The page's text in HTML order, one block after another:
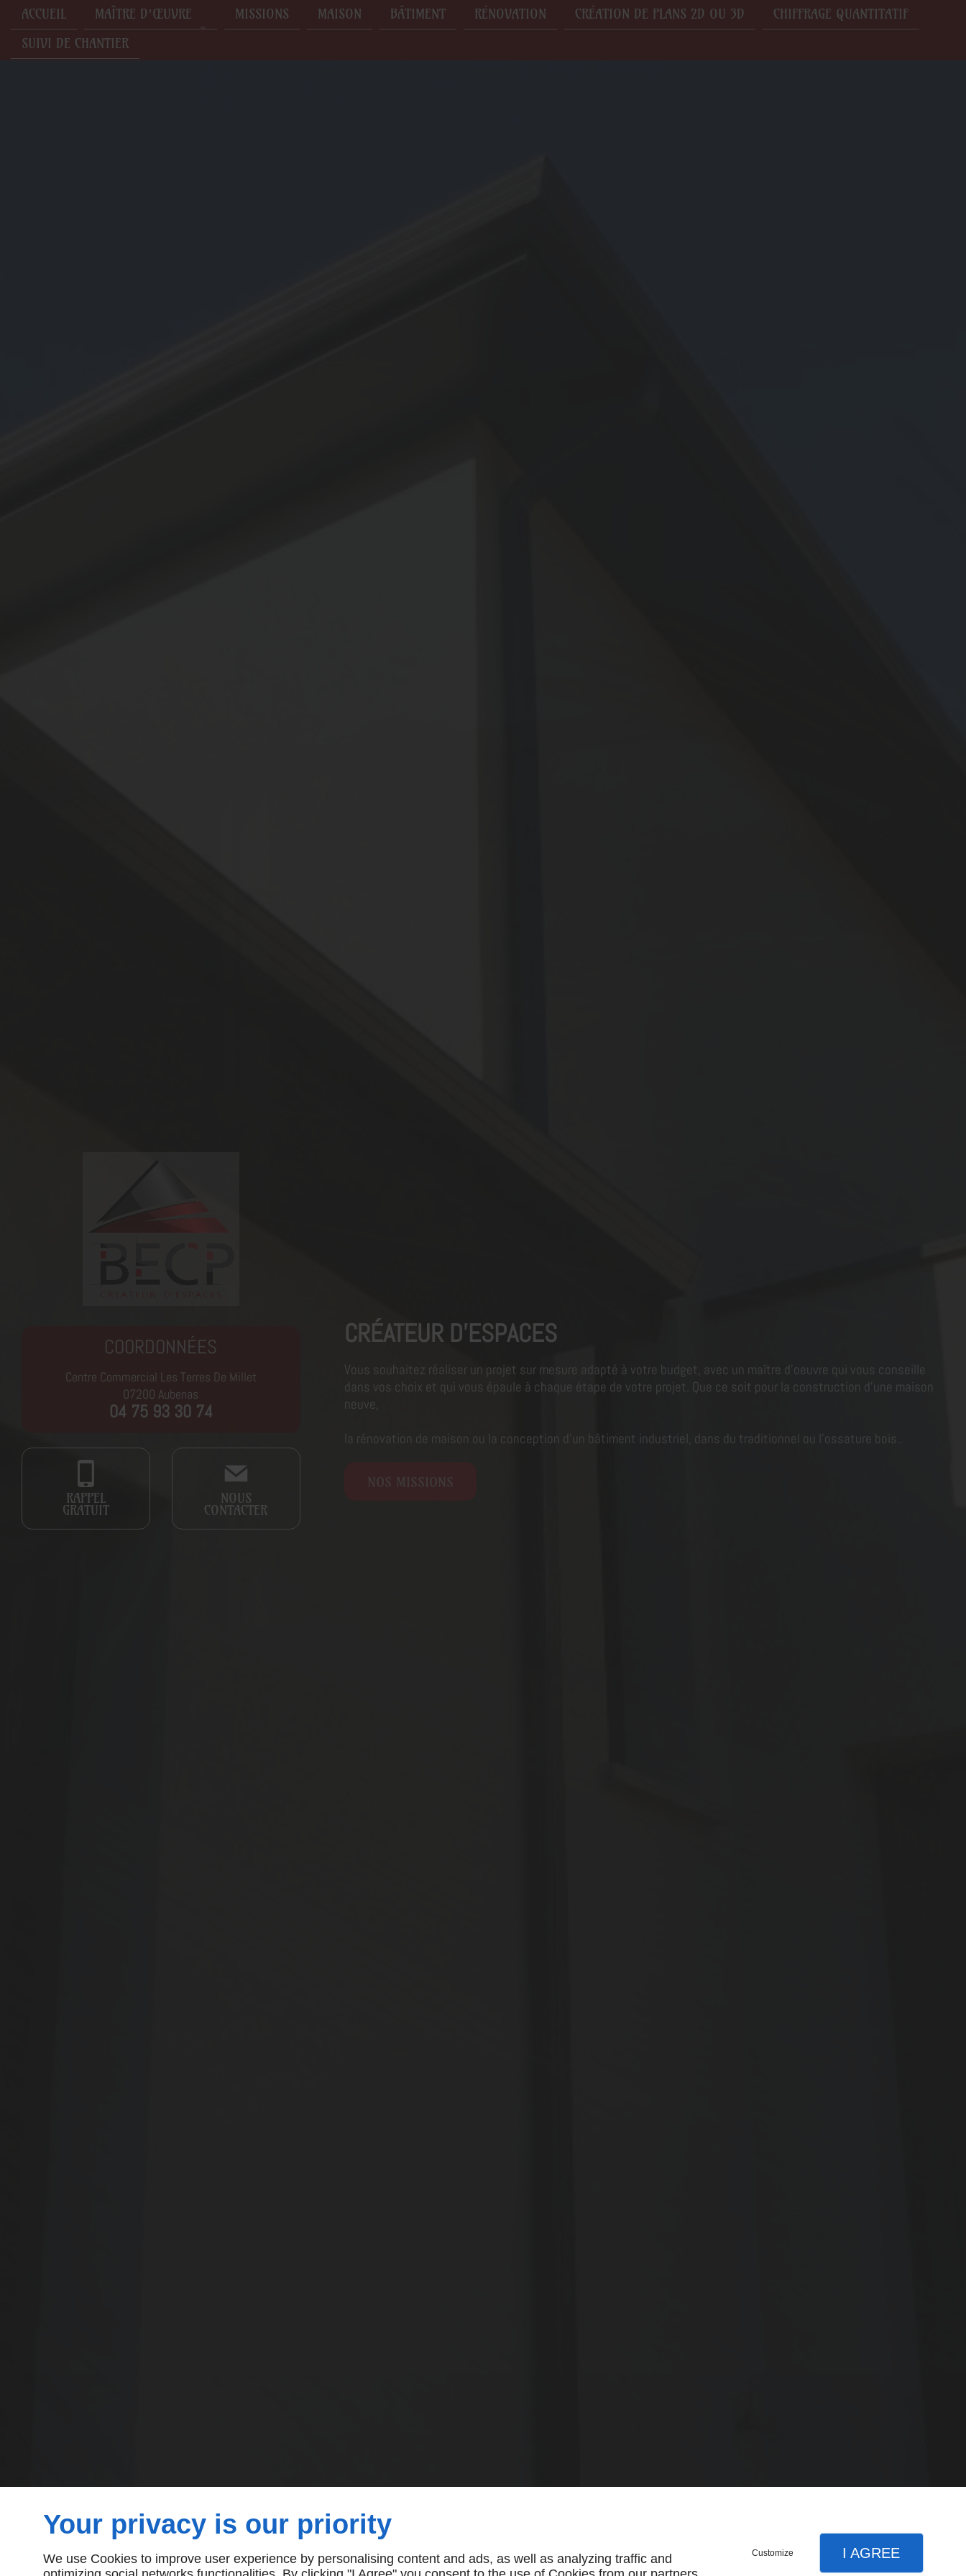
ACCUEIL MAÎTRE D’ŒUVRE MISSIONS MAISON BÂTIMENT RÉNOVATION CRÉATION DE PLANS 2D OU 3D
CHIFFRAGE QUANTITATIF
SUIVI DE CHANTIER
COORDONNÉES
Centre Commercial Les Terres De Millet
07200 Aubenas
04 75 93 30 74
RAPPEL
GRATUIT
NOUS
CONTACTER
CRÉATEUR D'ESPACES
Vous souhaitez réaliser un projet sur mesure adapté à votre budget, avec un maître d'oeuvre qui vous conseille
dans vos choix et qui vous épaule à chaque étape de votre projet. Que ce soit pour la construction d'une maison
neuve,
la rénovation de maison ou la conception d'un bâtiment industriel, dans du traditionnel ou l'ossature bois..
Your privacy is our priority
We use Cookies to improve user experience by personalising content and ads, as well as analyzing traffic and
Customize I AGREE